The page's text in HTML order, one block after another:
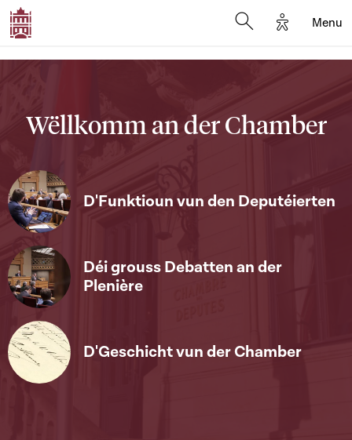
Options
Menu
Wëllkomm an der Chamber
D'Funktioun vun den Deputéierten
Déi grouss Debatten an der
Plenière
D'Geschicht vun der Chamber